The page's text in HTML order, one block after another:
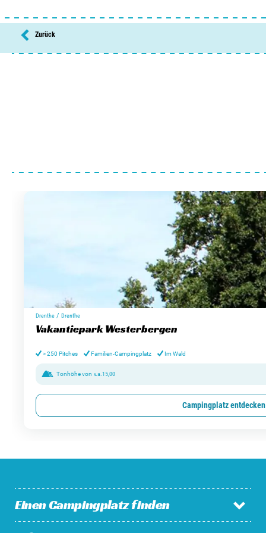
Zurück
Drenthe / Drenthe
Vakantiepark Westerbergen
> 250 Pitches Familien-Campingplatz Im Wald
Tonhöhe von v.a.15,00
Campingplatz entdecken
Einen Campingplatz finden